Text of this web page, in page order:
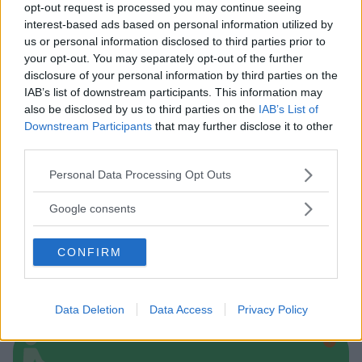
opt-out request is processed you may continue seeing
interest-based ads based on personal information utilized by
us or personal information disclosed to third parties prior to
your opt-out. You may separately opt-out of the further
disclosure of your personal information by third parties on the
IAB’s list of downstream participants. This information may
also be disclosed by us to third parties on the IAB’s List of
Downstream Participants that may further disclose it to other
Please note that this website/app uses one or more Google
not limited to your visit or usage behaviour. You may click to
use your data for below specified purposes in below Google
consent section.
Personal Data Processing Opt Outs
Google consents
CONFIRM
Data Deletion Data Access Privacy Policy
Asili Nido
Feste
Kinderheim